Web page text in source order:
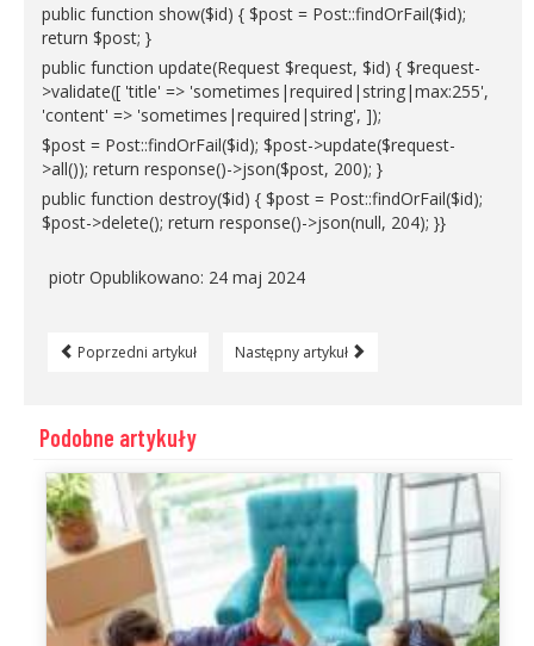
public function show($id) { $post = Post::findOrFail($id);
return $post; }
public function update(Request $request, $id) { $request-
>validate([ 'title' => 'sometimes|required|string|max:255',
'content' => 'sometimes|required|string', ]);
$post = Post::findOrFail($id); $post->update($request-
>all()); return response()->json($post, 200); }
public function destroy($id) { $post = Post::findOrFail($id);
$post->delete(); return response()->json(null, 204); }}
piotr Opublikowano: 24 maj 2024
Poprzedni artykuł Następny artykuł
Podobne artykuły